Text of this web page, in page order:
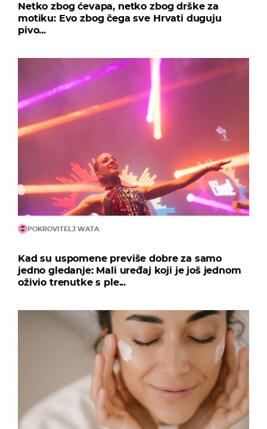
Netko zbog ćevapa, netko zbog drške za
motiku: Evo zbog čega sve Hrvati duguju
pivo...
POKROVITELJ WATA
Kad su uspomene previše dobre za samo
jedno gledanje: Mali uređaj koji je još jednom
oživio trenutke s ple...